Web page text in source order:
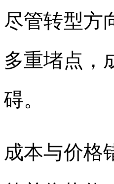
尽管转型方
多重堵点，
碍。
成本与价格